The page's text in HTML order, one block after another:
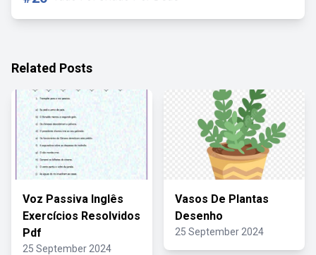
Related Posts
Voz Passiva Inglês
Exercícios Resolvidos
Pdf
25 September 2024
Vasos De Plantas
Desenho
25 September 2024